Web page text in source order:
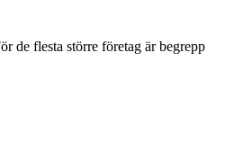
de flesta större företag är begrepp